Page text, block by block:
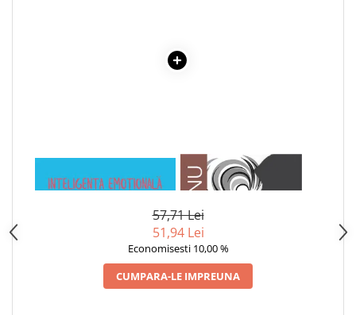
Caiete si Carnetele scolare
Coperti, Mape, Etichete
Instrumente de scris
Instrumente si Truse Geometrie
PRIETENIA
1 x ADAM SI EVA
57,71 Lei
51,94 Lei
Economisesti 10,00 %
CUMPARA-LE IMPREUNA